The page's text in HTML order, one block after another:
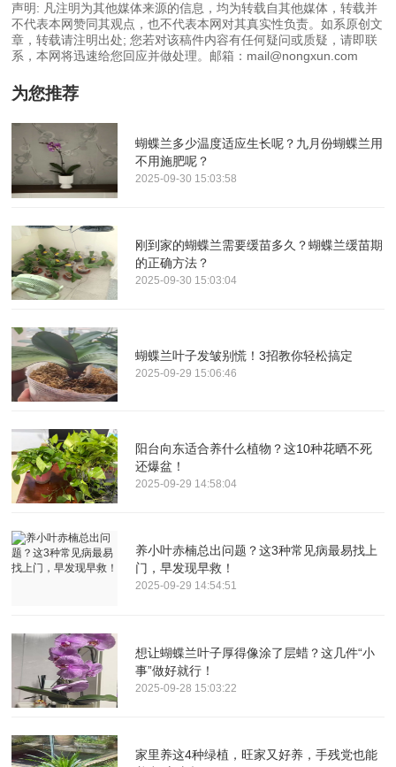
声明: 凡注明为其他媒体来源的信息，均为转载自其他媒体，转载并
不代表本网赞同其观点，也不代表本网对其真实性负责。如系原创文
章，转载请注明出处; 您若对该稿件内容有任何疑问或质疑，请即联
系，本网将迅速给您回应并做处理。邮箱：mail@nongxun.com
为您推荐
蝴蝶兰多少温度适应生长呢？九月份蝴蝶兰用
不用施肥呢？
2025-09-30 15:03:58
刚到家的蝴蝶兰需要缓苗多久？蝴蝶兰缓苗期
的正确方法？
2025-09-30 15:03:04
蝴蝶兰叶子发皱别慌！3招教你轻松搞定
2025-09-29 15:06:46
阳台向东适合养什么植物？这10种花晒不死
还爆盆！
2025-09-29 14:58:04
养小叶赤楠总出问题？这3种常见病最易找上
门，早发现早救！
2025-09-29 14:54:51
想让蝴蝶兰叶子厚得像涂了层蜡？这几件“小
事”做好就行！
2025-09-28 15:03:22
家里养这4种绿植，旺家又好养，手残党也能